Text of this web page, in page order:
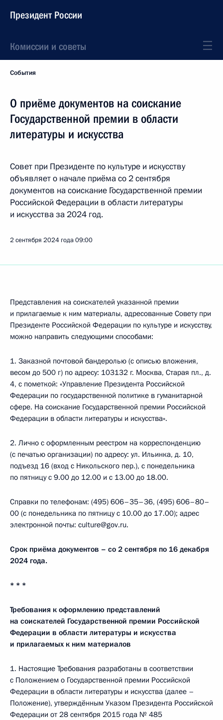
Президент России
Комиссии и советы
События
О приёме документов на соискание
Государственной премии в области
литературы и искусства
Совет при Президенте по культуре и искусству
объявляет о начале приёма со 2 сентября
документов на соискание Государственной премии
Российской Федерации в области литературы
и искусства за 2024 год.
2 сентября 2024 года09:00
Представления на соискателей указанной премии
и прилагаемые к ним материалы, адресованные Совету при
Президенте Российской Федерации по культуре и искусству,
можно направить следующими способами:
1. Заказной почтовой бандеролью (с описью вложения,
весом до 500 г) по адресу: 103132 г. Москва, Старая пл., д.
4, с пометкой: «Управление Президента Российской
Федерации по государственной политике в гуманитарной
сфере. На соискание Государственной премии Российской
Федерации в области литературы и искусства».
2. Лично с оформленным реестром на корреспонденцию
(с печатью организации) по адресу: ул. Ильинка, д. 10,
подъезд 16 (вход с Никольского пер.), с понедельника
по пятницу с 9.00 до 12.00 и с 13.00 до 18.00.
Справки по телефонам: (495) 606–35–36, (495) 606–80–
00 (с понедельника по пятницу с 10.00 до 17.00); адрес
электронной почты: culture@gov.ru.
Срок приёма документов – со 2 сентября по 16 декабря
2024 года.
* * *
Требования к оформлению представлений
на соискателей Государственной премии Российской
Федерации в области литературы и искусства
и прилагаемых к ним материалов
1. Настоящие Требования разработаны в соответствии
с Положением о Государственной премии Российской
Федерации в области литературы и искусства (далее –
Положение), утверждённым Указом Президента Российской
Федерации от 28 сентября 2015 года № 485